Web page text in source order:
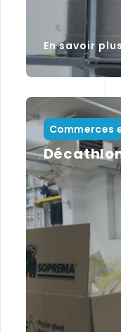
En savoir plus
Commerces